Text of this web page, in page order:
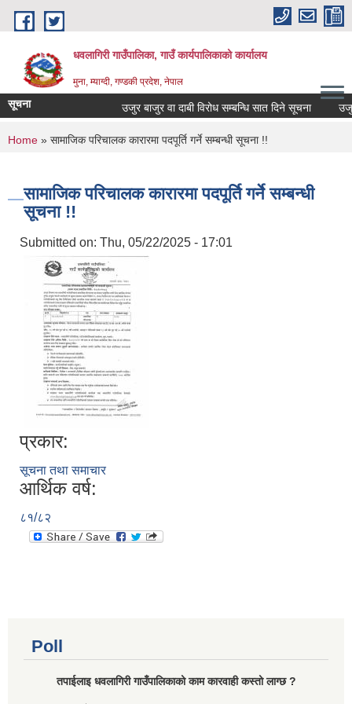
Skip to main content
धवलागिरी गाउँपालिका, गाउँ कार्यपालिकाको कार्यालय
मुना, म्याग्दी, गण्डकी प्रदेश, नेपाल
सूचना उजुर बाजुर वा दाबी विरोध सम्बन्धि सात दिने सूचना उजुर
You are here
Home » सामाजिक परिचालक कारारमा पदपूर्ति गर्ने सम्बन्धी सूचना !!
सामाजिक परिचालक कारारमा पदपूर्ति गर्ने सम्बन्धी
सूचना !!
Submitted on: Thu, 05/22/2025 - 17:01
प्रकार:
सूचना तथा समाचार
आर्थिक वर्ष:
८१/८२
Poll
तपाईलाइ धवलागिरी गाउँपालिकाको काम कारवाही कस्तो लाग्छ ?